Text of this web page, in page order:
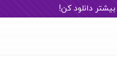
بیشتر دانلود کن!